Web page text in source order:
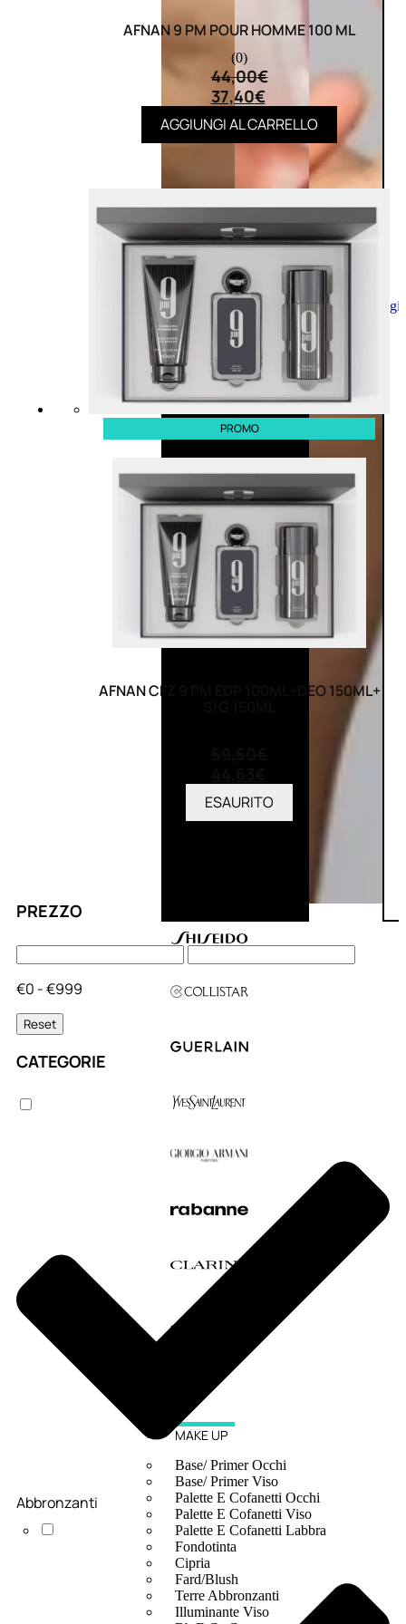
Aggiungi
MAKE UP
Base/ Primer Occhi
Base/ Primer Viso
Palette E Cofanetti Occhi
Palette E Cofanetti Viso
Palette E Cofanetti Labbra
Fondotinta
Cipria
Fard/Blush
Terre Abbronzanti
Illuminante Viso
PREZZO
€0 - €999
Reset
CATEGORIE
Abbronzanti
AFNAN 9 PM POUR HOMME 100 ML
(0)
44,00€
37,40€
AGGIUNGI AL CARRELLO
PROMO
AFNAN CFZ 9 PM EDP 100ML+DEO 150ML+
ESAURITO